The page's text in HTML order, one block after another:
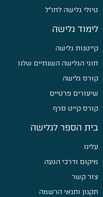
טיולי גלישה לחו״ל
לימוד גלישה
קייטנות גלישה
חוגי הגלישה השנתיים שלנו
קורס גלישה
שיעורים פרטיים
קורס קייט סרף
בית הספר לגלישה
עלינו
מיקום ודרכי הגעה
צור קשר
תקנון ותנאי הרשמה